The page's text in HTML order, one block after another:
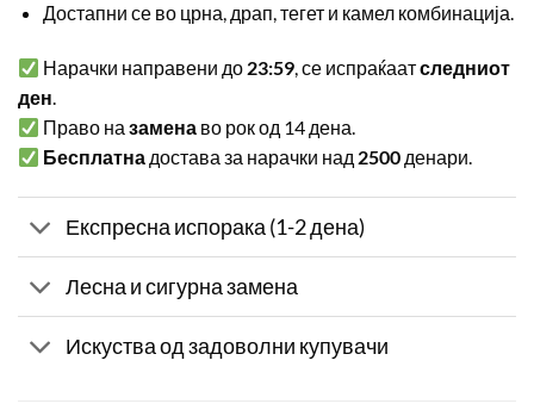
Достапни се во црна, драп, тегет и камел комбинација.
Нарачки направени до 23:59, се испраќаатследниот
ден.
Право назамена во рок од 14 дена.
Бесплатна достава за нарачки над 2500 денари.
Експресна испорака (1-2 дена)
Лесна и сигурна замена
Искуства од задоволни купувачи